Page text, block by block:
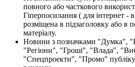
повного або часткового
Гіперпосилання ( для інтернет -
розміщена в підзаголовку або в
матеріалу.
Новини з позначками "Думка",
"Регіони", "Гроші", "Влада",
"Спецпроекти", "Промо"